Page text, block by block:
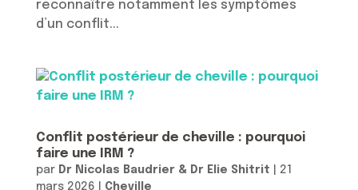
reconnaître notamment les symptômes
d’un conflit...
Conflit postérieur de cheville : pourquoi
faire une IRM ?
par Dr Nicolas Baudrier & Dr Elie Shitrit
21
mars 2026
Cheville